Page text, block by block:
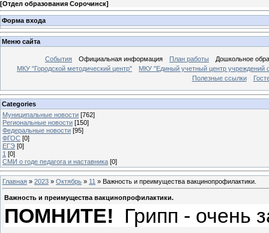
[Отдел образования Сорочинск]
Форма входа
Меню сайта
События Официальная информация План работы
Дошкольное
МКУ "Городской методический центр"
МКУ "Единый учетный центр учреждений
Полезные ссылки
Categories
Муниципальные новости [762]
Региональные новости [150]
Федеральные новости [95]
ФГОС [0]
ЕГЭ [0]
1 [0]
СМИ о годе педагога и наставника [0]
Главная » 2023 » Октябрь » 11 » Важность и преимущества вакцинопрофилактики.
Важность и преимущества вакцинопрофилактики.
ПОМНИТЕ! Грипп - очень